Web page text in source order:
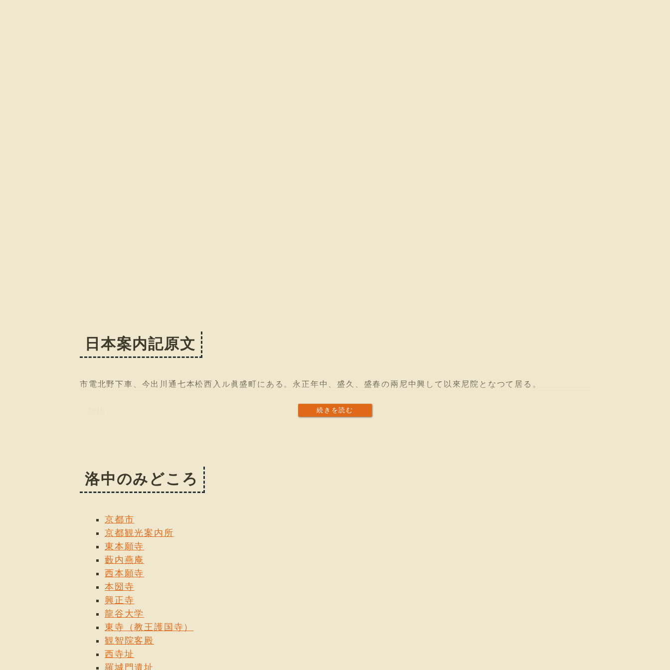
日本案内記原文
続きを読む
市電北野下車、今出川通七本松西入ル眞盛町にある。永正年中、盛久、盛春の兩尼中興して以來尼院となつて居る。
洛中のみどころ
京都市
京都観光案内所
東本願寺
藪内燕庵
西本願寺
本圀寺
興正寺
龍谷大学
東寺（教王護国寺）
観智院客殿
西寺址
羅城門遺址